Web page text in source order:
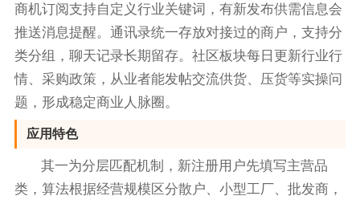
商机订阅支持自定义行业关键词，有新发布供需信息会
推送消息提醒。通讯录统一存放对接过的商户，支持分
类分组，聊天记录长期留存。社区板块每日更新行业行
情、采购政策，从业者能发帖交流供货、压货等实操问
题，形成稳定商业人脉圈。
应用特色
其一为分层匹配机制，新注册用户先填写主营品
类，算法根据经营规模区分散户、小型工厂、批发商，